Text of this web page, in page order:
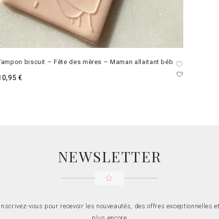
biscuit – Fête des mères – Maman allaitant bébé
€
NEWSLETTER
vous pour recevoir les nouveautés, des offres exceptionnelles